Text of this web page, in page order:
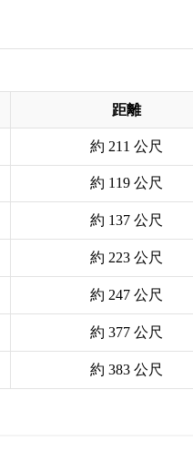
距離
約 211 公尺
約 119 公尺
約 137 公尺
約 223 公尺
約 247 公尺
約 377 公尺
約 383 公尺